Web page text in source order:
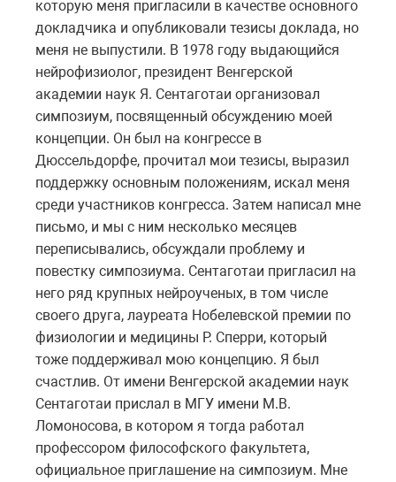
которую меня пригласили в качестве основного
докладчика и опубликовали тезисы доклада, но
меня не выпустили. В 1978 году выдающийся
нейрофизиолог, президент Венгерской
академии наук Я. Сентаготаи организовал
симпозиум, посвященный обсуждению моей
концепции. Он был на конгрессе в
Дюссельдорфе, прочитал мои тезисы, выразил
поддержку основным положениям, искал меня
среди участников конгресса. Затем написал мне
письмо, и мы с ним несколько месяцев
переписывались, обсуждали проблему и
повестку симпозиума. Сентаготаи пригласил на
него ряд крупных нейроученых, в том числе
своего друга, лауреата Нобелевской премии по
физиологии и медицины Р. Сперри, который
тоже поддерживал мою концепцию. Я был
счастлив. От имени Венгерской академии наук
Сентаготаи прислал в МГУ имени М.В.
Ломоносова, в котором я тогда работал
профессором философского факультета,
официальное приглашение на симпозиум. Мне